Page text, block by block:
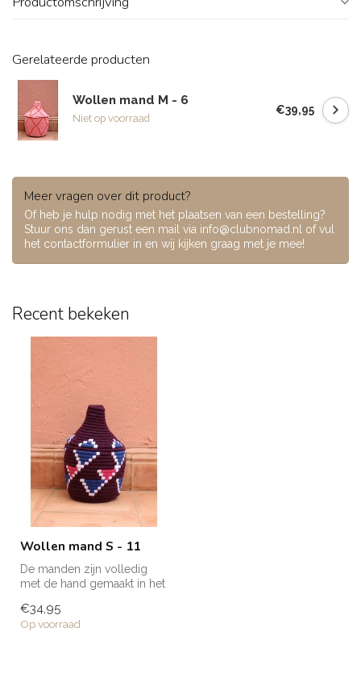
Gerelateerde producten
Wollen mand M - 6
Niet op voorraad
€39,95
Meer vragen over dit product?
Of heb je hulp nodig met het plaatsen van een bestelling?
Stuur ons dan gerust een mail via info@clubnomad.nl of vul
het contactformulier in en wij kijken graag met je mee!
Recent bekeken
Wollen mand S - 11
De manden zijn volledig
met de hand gemaakt in het
man...
€34,95
Op voorraad